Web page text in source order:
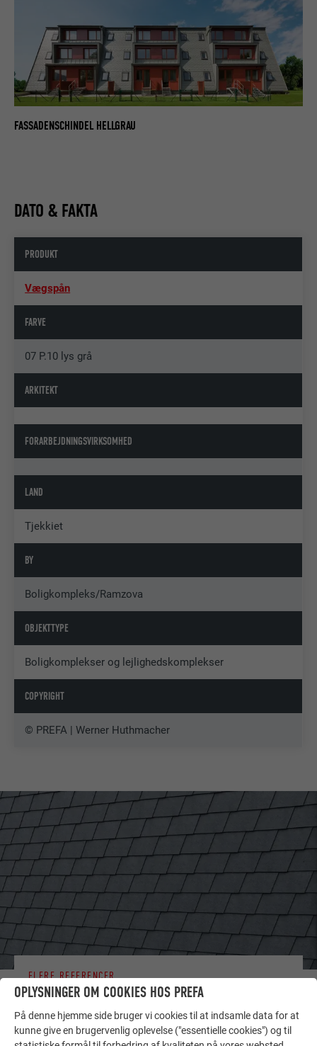
FASSADENSCHINDEL HELLGRAU
DATO & FAKTA
PRODUKT
Vægspån
FARVE
07 P.10 lys grå
ARKITEKT
FORARBEJDNINGSVIRKSOMHED
LAND
Tjekkiet
BY
Boligkompleks/Ramzova
OBJEKTTYPE
Boligkomplekser og lejlighedskomplekser
COPYRIGHT
© PREFA | Werner Huthmacher
LAD DIG INSPIRERE
FLERE REFERENCER
De PREFA referentiegallerij laat zien hoe veelzijdig
aluminium kan worden toegepast. Ontdek meer
OPLYSNINGER OM COOKIES HOS PREFA
På denne hjemme side bruger vi cookies til at indsamle data for at
kunne give en brugervenlig oplevelse ("essentielle cookies") og til